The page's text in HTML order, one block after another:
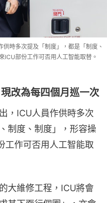
時多次提及「制度」，都是「制度、
ICU部份工作可否用人工智能取替。
改為每四個月巡一次
，ICU人員作供時多次
制度、制度」，形容操
工作可否用人工智能取
大維修工程，ICU將會